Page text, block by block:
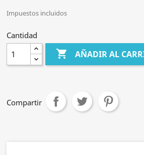
Impuestos incluidos
Cantidad
 AÑADIR AL
Compartir